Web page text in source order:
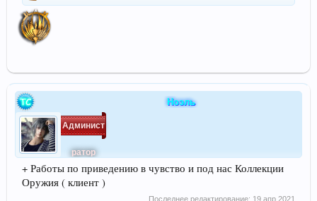
Ноэль
Админист
ратор
+ Работы по приведению в чувство и под нас Коллекции
Оружия ( клиент )
Последнее редактирование: 19 апр 2021